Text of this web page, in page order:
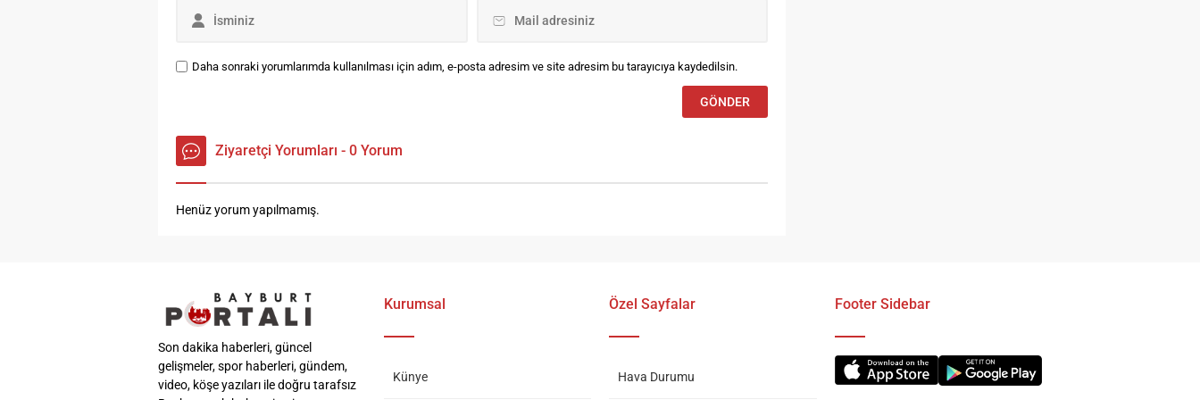
Daha sonraki yorumlarımda kullanılması için adım, e-posta adresim ve site adresim bu tarayıcıya kaydedilsin.
Ziyaretçi Yorumları - 0 Yorum
Henüz yorum yapılmamış.
Son dakika haberleri, güncel
gelişmeler, spor haberleri, gündem,
video, köşe yazıları ile doğru tarafsız
Kurumsal
Künye
Özel Sayfalar
Hava Durumu
Footer Sidebar